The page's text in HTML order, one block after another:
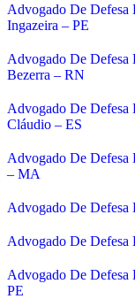
Advogado De Defesa
Ingazeira – PE
Advogado De Defesa
Bezerra – RN
Advogado De Defesa
Cláudio – ES
Advogado De Defesa
– MA
Advogado De Defesa
Advogado De Defesa
Advogado De Defesa
PE